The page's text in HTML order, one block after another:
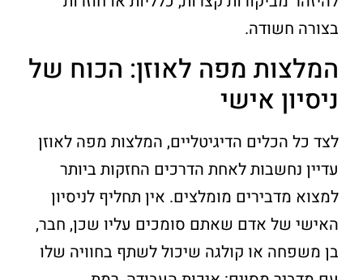
בצורה חשודה.
המלצות מפה לאוזן: הכוח של
ניסיון אישי
לצד כל הכלים הדיגיטליים, המלצות מפה לאוזן
עדיין נחשבות לאחת הדרכים החזקות ביותר
למצוא מדבירים מומלצים. אין תחליף לניסיון
האישי של אדם שאתם סומכים עליו שכן, חבר,
בן משפחה או קולגה שיכול לשתף בחוויה שלו